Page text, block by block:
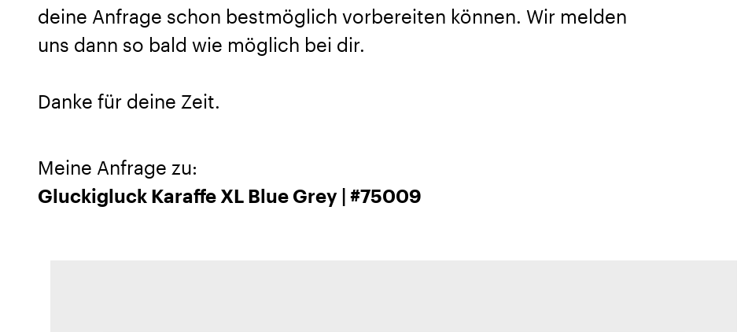
deine Anfrage schon bestmöglich vorbereiten können. Wir melden
uns dann so bald wie möglich bei dir.
Danke für deine Zeit.
Meine Anfrage zu:
Gluckigluck Karaffe XL Blue Grey | #75009